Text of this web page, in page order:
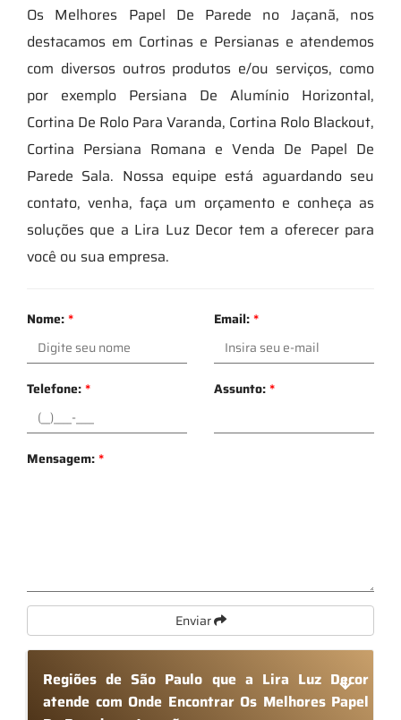
Os Melhores Papel De Parede no Jaçanã, nos
destacamos em Cortinas e Persianas e atendemos
com diversos outros produtos e/ou serviços, como
por exemplo Persiana De Alumínio Horizontal,
Cortina De Rolo Para Varanda, Cortina Rolo Blackout,
Cortina Persiana Romana e Venda De Papel De
Parede Sala. Nossa equipe está aguardando seu
contato, venha, faça um orçamento e conheça as
soluções que a Lira Luz Decor tem a oferecer para
você ou sua empresa.
Nome:* Email:*
Telefone:* Assunto:*
Mensagem:*
Enviar
Regiões de São Paulo que a Lira Luz Decor
atende com Onde Encontrar Os Melhores Papel